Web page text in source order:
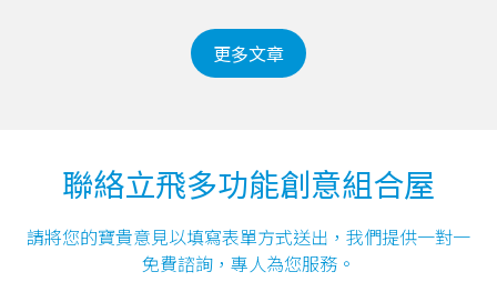
更多文章
聯絡立飛多功能創意組合屋
請將您的寶貴意見以填寫表單方式送出，我們提供一對一
免費諮詢，專人為您服務。